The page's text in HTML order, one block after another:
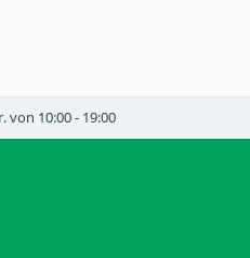
von 10:00 - 19:00